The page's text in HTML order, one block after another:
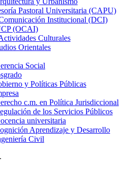
Pastoral Universitaria (CAPU)
Institucional (DCI)
(OCAI)
Culturales
Orientales
Social
y Políticas Públicas
c.m. en Política Jurisdiccional
de los Servicios Públicos
universitaria
Aprendizaje y Desarrollo
Civil